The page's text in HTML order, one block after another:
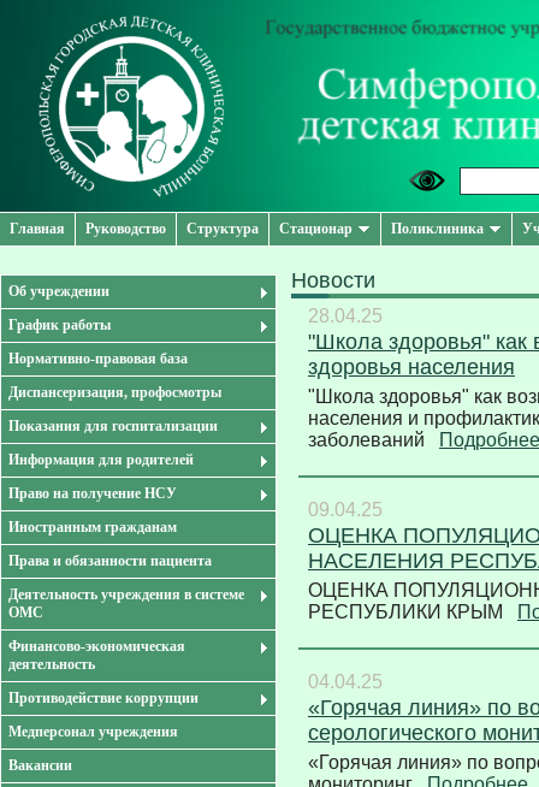
Главная Руководство Структура Стационар Поликлиника
Об учреждении
График работы
Нормативно-правовая база
Диспансеризация, профосмотры
Показания для госпитализации
Информация для родителей
Право на получение НСУ
Иностранным гражданам
Права и обязанности пациента
Деятельность учреждения в системе
ОМС
Финансово-экономическая
деятельность
Противодействие коррупции
Медперсонал учреждения
Вакансии
Новости
28.04.25
"Школа здоровья" как
здоровья населения
"Школа здоровья" как
населения и
заболеваний
09.04.25
ОЦЕНКА
НАСЕЛЕНИЯ
ОЦЕНКА
РЕСПУБЛИКИ КРЫМ
04.04.25
«Горячая линия» по
серологического
«Горячая линия» по